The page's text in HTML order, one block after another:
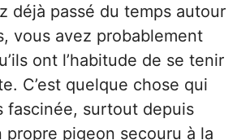
déjà passé du temps autour
vous avez probablement
ont l’habitude de se tenir
C’est quelque chose qui
fascinée, surtout depuis
propre pigeon secouru à la